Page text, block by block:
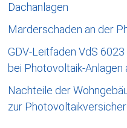
Dachanlagen
Marderschaden an der
GDV-Leitfaden VdS
bei Photovoltaik-Anlagen
Nachteile der
zur